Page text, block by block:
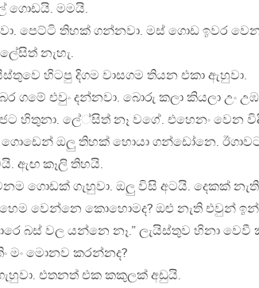
ගොඩයි. මමයි.
පෙට්ටි තිහක් ගන්නවා. මස් ගොඩ ඉවර
නැහැ.
හිටපු දිගම වාසගම තියන එකා ඇහුවා.
ගමේ එවුං දන්නවා. බොරු කලා කියලා උං
හිතුනා. ලේ්සිත් නෑ වගේ. එහෙනං වෙන
ගොඩෙන් ඔලු තිහක් හොයා ගන්ඩෝනෙ.
ඇඟ කෑලි තිහයි.
ගොඩක් ගැහුවා. ඔලු විසි අටයි. දෙකක්
එහෙම වෙන්නෙ කොහොමද? ඔළු නැති එවුන්
බස් වල යන්නෙ නෑ.” ලැයිස්තුව හිනා වෙවී
මං මොනව කරන්නද?
එතනත් එක කකුලක් අඩුයි.